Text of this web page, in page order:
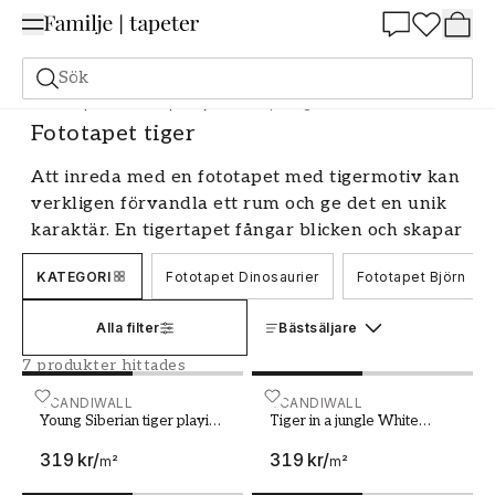
Sök
Fototapeter Fototapet Djur Fototapet tiger
Fototapet tiger
Att inreda med en fototapet med tigermotiv kan
verkligen förvandla ett rum och ge det en unik
karaktär. En tigertapet fångar blicken och skapar
ett starkt intryck med sitt mäktiga mönster.
Oavsett om du vill ha en realistisk tigerdesign
olika alternativ att välja mellan. Låt oss utforska
hur du kan använda en fototapet med
tigermönster för att skapa ett rum med wow-
faktor.
Skapa ett djärvt uttryck med en
tigertapet
KATEGORI Fototapet Dinosaurier Fototapet Björn
Alla filter Bästsäljare
7 produkter hittades
SCANDIWALL
Young Siberian tiger playing
319 kr/m²
Young Siberian tiger playing with snow
SCANDIWALL
Tiger in a jungle White
with forest on background
319 kr/m²
Tiger in a jungle White